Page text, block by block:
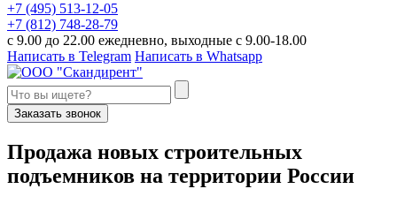
+7 (495) 513-12-05
+7 (812) 748-28-79
с 9.00 до 22.00 ежедневно, выходные с 9.00-18.00
Написать в Telegram Написать в Whatsapp
Заказать звонок
Продажа новых строительных
подъемников на территории России